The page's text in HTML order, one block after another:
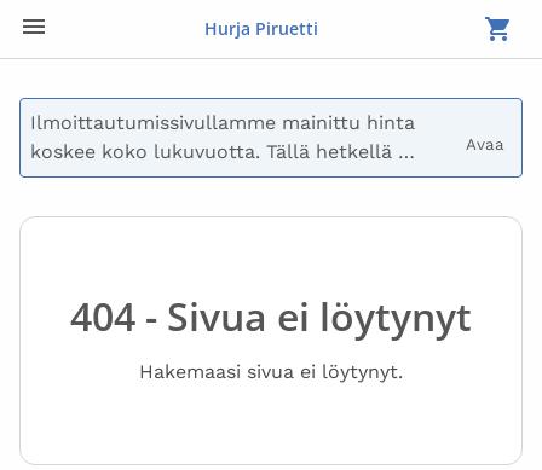
Hurja Piruetti
Ilmoittautumissivullamme mainittu hinta
koskee koko lukuvuotta. Tällä hetkellä
maksetaan vain syyslukukauden maksu.
lähetämme sinulle laskun. Lasku voidaan
myös jakaa useisiin eriin. Ota yhteyttä
sinulla on kysymyksiä maksusta.
Avaa
404 - Sivua ei löytynyt
Hakemaasi sivua ei löytynyt.